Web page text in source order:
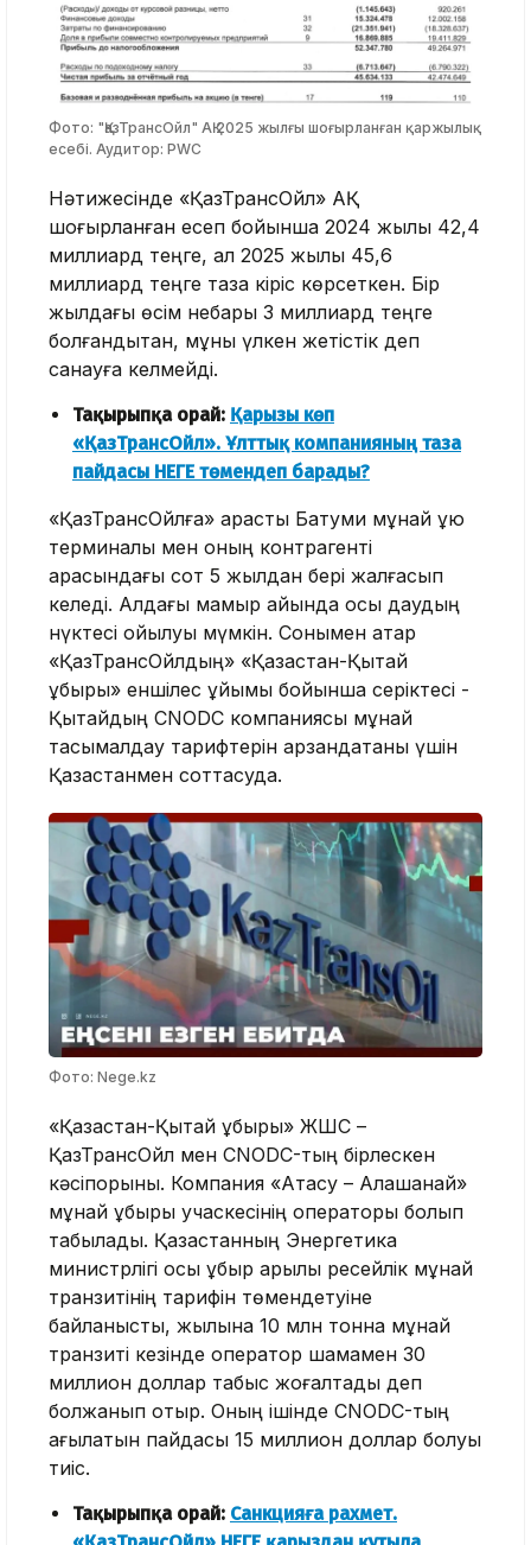
Фото: "ҚазТрансОйл" АҚ 2025 жылғы шоғырланған қаржылық
есебі. Аудитор: PWC
Нәтижесінде «ҚазТрансОйл» АҚ
шоғырланған есеп бойынша 2024 жылы 42,4
миллиард теңге, ал 2025 жылы 45,6
миллиард теңге таза кіріс көрсеткен. Бір
жылдағы өсім небары 3 миллиард теңге
болғандықтан, мұны үлкен жетістік деп
санауға келмейді.
Тақырыпқа орай: Қарызы көп
«ҚазТрансОйл». Ұлттық компанияның таза
пайдасы НЕГЕ төмендеп барады?
«ҚазТрансОйлға» қарасты Батуми мұнай құю
терминалы мен оның контрагенті
арасындағы сот 5 жылдан бері жалғасып
келеді. Алдағы мамыр айында осы даудың
нүктесі қойылуы мүмкін. Сонымен қатар
«ҚазТрансОйлдың» «Қазақстан-Қытай
құбыры» еншілес ұйымы бойынша серіктесі -
Қытайдың CNODC компаниясы мұнай
тасымалдау тарифтерін арзандатқаны үшін
Қазақстанмен соттасуда.
Фото: Nege.kz
«Қазақстан-Қытай құбыры» ЖШС –
ҚазТрансОйл мен CNODC-тың бірлескен
кәсіпорыны. Компания «Атасу – Алашанқай»
мұнай құбыры учаскесінің операторы болып
табылады. Қазақстанның Энергетика
министрлігі осы құбыр арқылы ресейлік мұнай
транзитінің тарифін төмендетуіне
байланысты, жылына 10 млн тонна мұнай
транзиті кезінде оператор шамамен 30
миллион доллар табыс жоғалтады деп
болжанып отыр. Оның ішінде CNODC-тың
қағылатын пайдасы 15 миллион доллар болуы
тиіс.
Тақырыпқа орай: Санкцияға рахмет.